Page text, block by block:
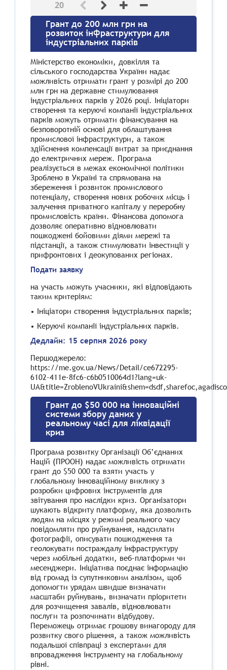
20
Грант до 200 млн грн на
розвиток інфраструктури для
індустріальних парків
Міністерство економіки, довкілля та
сільського господарства України надає
можливість отримати грант у розмірі до 200
млн грн на державне стимулювання
індустріальних парків у 2026 році. Ініціатори
створення та керуючі компанії індустріальних
парків можуть отримати фінансування на
безповоротній основі для облаштування
промислової інфраструктури, а також
здійснення компенсації витрат за приєднання
до електричних мереж. Програма
реалізується в межах економічної політики
Зроблено в Україні та спрямована на
збереження і розвиток промислового
потенціалу, створення нових робочих місць і
залучення приватного капіталу у переробну
промисловість країни. Фінансова допомога
дозволяє оперативно відновлювати
пошкоджені бойовими діями мережі та
підстанції, а також стимулювати інвестиції у
прифронтових і деокупованих регіонах.
Подати заявку
на участь можуть учасники, які відповідають
таким критеріям:
• Ініціатори створення індустріальних парків;
• Керуючі компанії індустріальних парків.
Дедлайн: 15 серпня 2026 року
Першоджерело:
https://me.gov.ua/News/Detail/ce672295-
6102-411e-8fc6-c6b0510064d1?lang=uk-
Грант до $50 000 на інноваційні
системи збору даних у
реальному часі для ліквідації
криз
Програма розвитку Організації Об’єднаних
Націй (ПРООН) надає можливість отримати
грант до $50 000 та взяти участь у
глобальному інноваційному виклику з
розробки цифрових інструментів для
звітування про наслідки криз. Організатори
шукають відкриту платформу, яка дозволить
людям на місцях у режимі реального часу
повідомляти про руйнування, надсилати
фотографії, описувати пошкодження та
геолокувати постраждалу інфраструктуру
через мобільні додатки, веб-платформи чи
месенджери. Ініціатива поєднає інформацію
від громад із супутниковим аналізом, щоб
допомогти урядам швидше визначати
масштаби руйнувань, визначати пріоритети
для розчищення завалів, відновлювати
послуги та розпочинати відбудову.
Переможець отримає грошову винагороду для
розвитку свого рішення, а також можливість
подальшої співпраці з експертами для
впровадження інструменту на глобальному
рівні.